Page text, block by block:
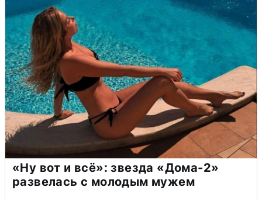
«Ну вот и всё»: звезда «Дома-2»
развелась с молодым мужем